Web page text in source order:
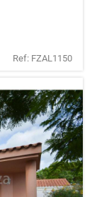
Ref: FZAL1150